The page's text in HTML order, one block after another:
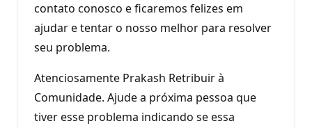
contato conosco e ficaremos felizes em
ajudar e tentar o nosso melhor para resolver
seu problema.
Atenciosamente Prakash Retribuir à
Comunidade. Ajude a próxima pessoa que
tiver esse problema indicando se essa